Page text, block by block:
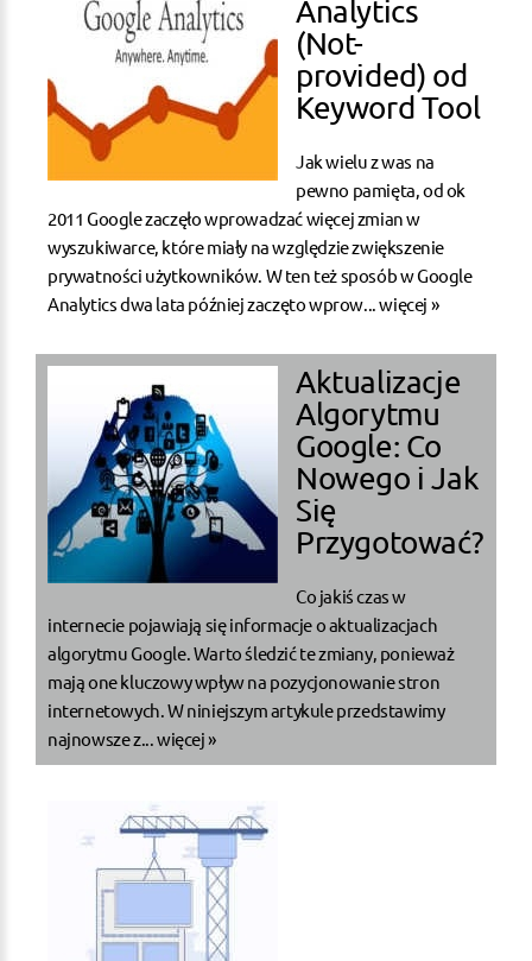
Analytics
(Not-
provided) od
Keyword Tool
Jak wielu z was na
pewno pamięta, od ok
2011 Google zaczęło wprowadzać więcej zmian w
wyszukiwarce, które miały na względzie zwiększenie
prywatności użytkowników. W ten też sposób w Google
Analytics dwa lata później zaczęto wprow...więcej »
Aktualizacje
Algorytmu
Google: Co
Nowego i Jak
Się
Przygotować?
Co jakiś czas w
internecie pojawiają się informacje o aktualizacjach
algorytmu Google. Warto śledzić te zmiany, ponieważ
mają one kluczowy wpływ na pozycjonowanie stron
internetowych. W niniejszym artykule przedstawimy
najnowsze z... więcej »